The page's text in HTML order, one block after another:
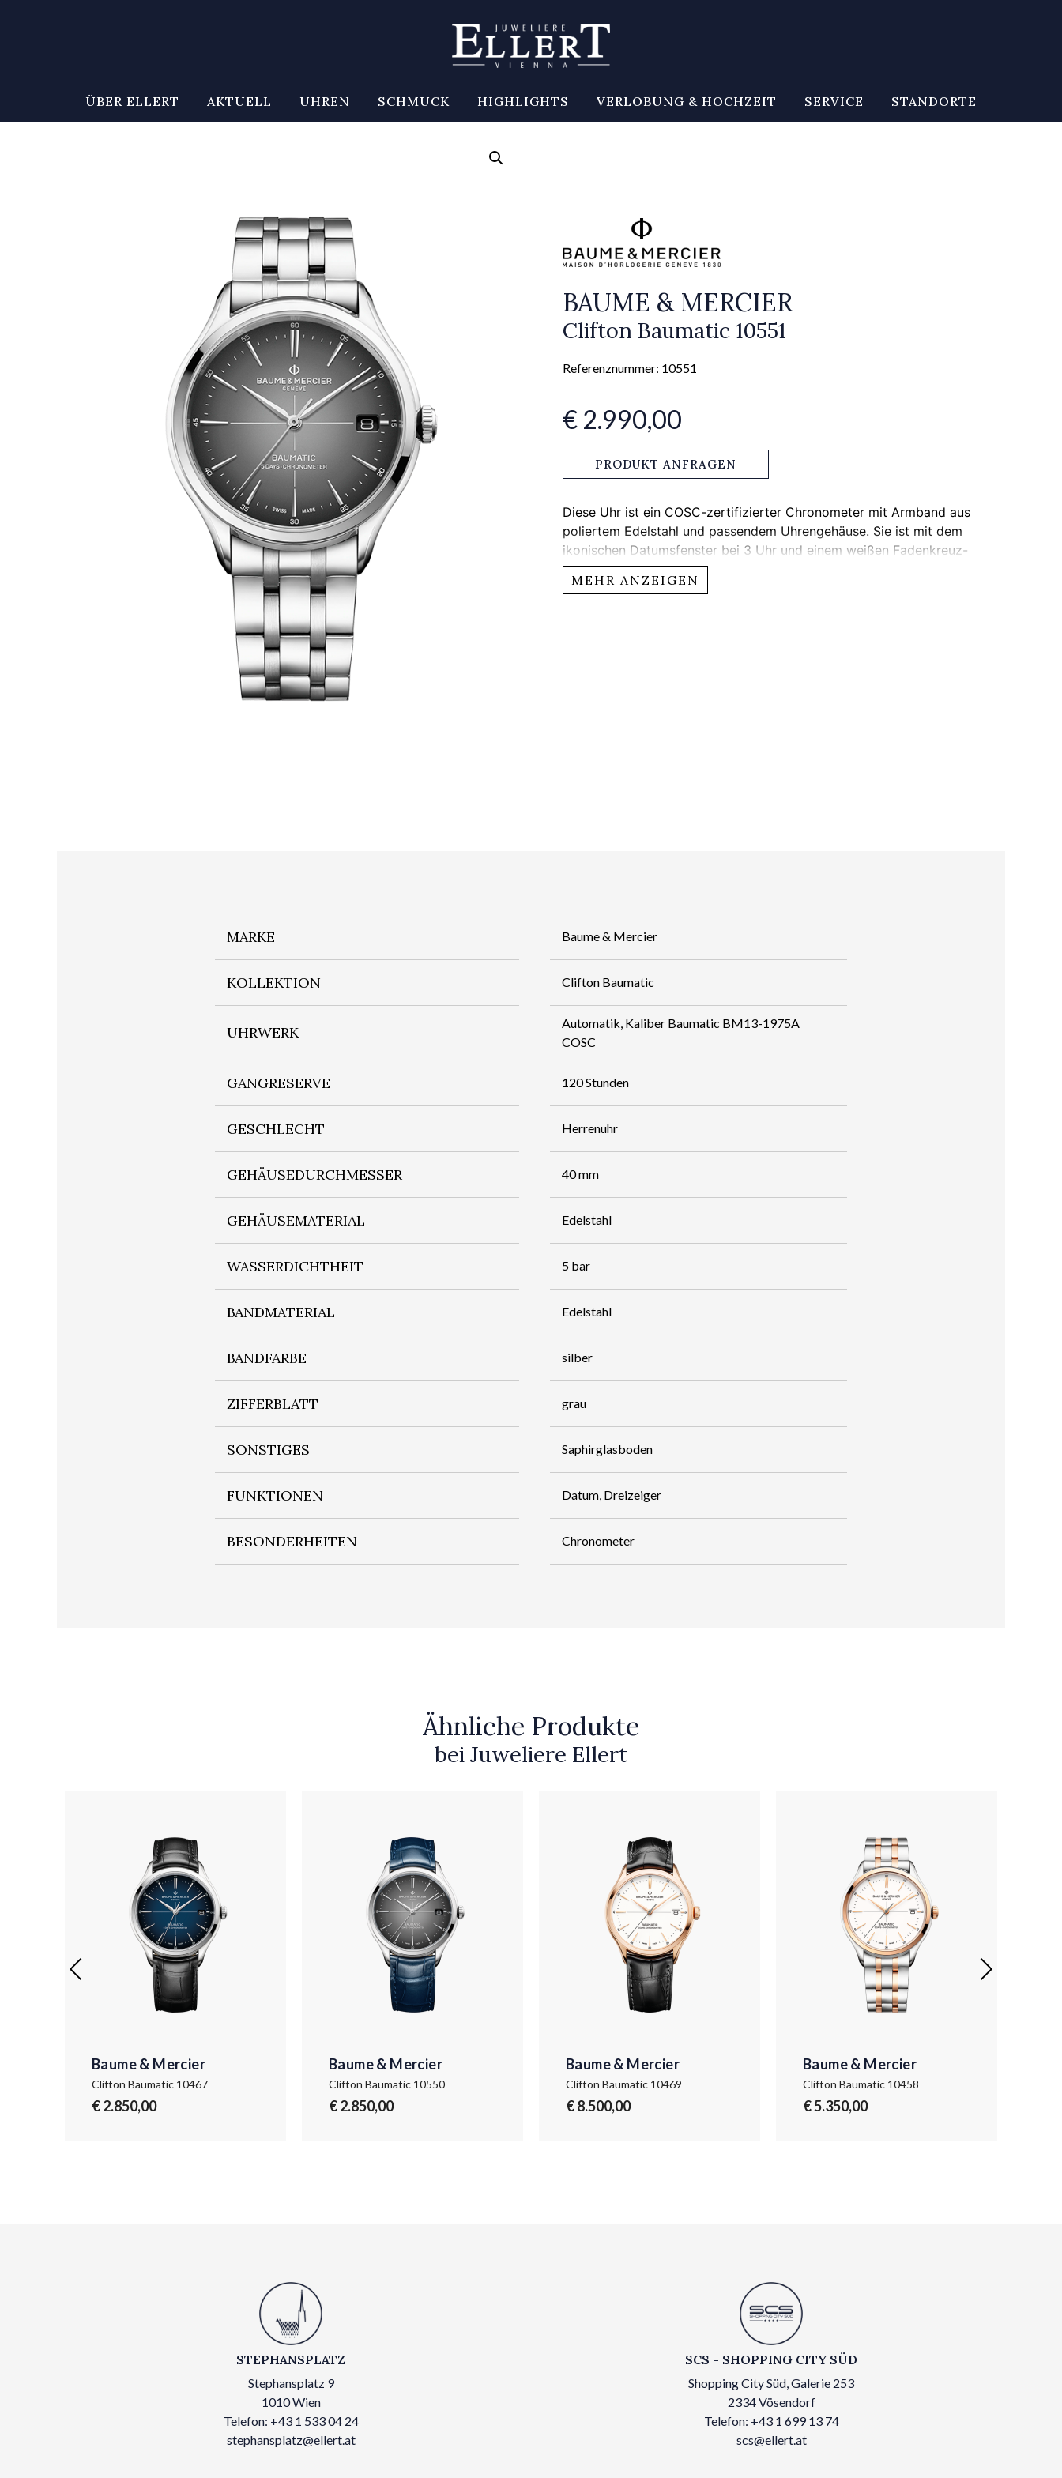
ÜBER ELLERT AKTUELL UHREN SCHMUCK HIGHLIGHTS VERLOBUNG & HOCHZEIT SERVICE STANDORTE
BAUME & MERCIER
Clifton Baumatic 10551
Referenznummer: 10551
€ 2.990,00
PRODUKT ANFRAGEN
Diese Uhr ist ein COSC-zertifizierter Chronometer mit Armband aus
poliertem Edelstahl und passendem Uhrengehäuse. Sie ist mit dem
ikonischen Datumsfenster bei 3 Uhr und einem weißen Fadenkreuz-
Design in der Mitte des grau abgestuften Zifferblatts ausgestattet.
MEHR ANZEIGEN
MARKE Baume & Mercier
KOLLEKTION Clifton Baumatic
UHRWERK
Automatik, Kaliber Baumatic BM13-1975A
COSC
GANGRESERVE 120 Stunden
GESCHLECHT Herrenuhr
GEHÄUSEDURCHMESSER 40 mm
GEHÄUSEMATERIAL Edelstahl
WASSERDICHTHEIT 5 bar
BANDMATERIAL Edelstahl
BANDFARBE silber
ZIFFERBLATT grau
SONSTIGES Saphirglasboden
FUNKTIONEN Datum, Dreizeiger
BESONDERHEITEN Chronometer
Ähnliche Produkte
bei Juweliere Ellert
Baume & Mercier
Clifton Baumatic 10467
€ 2.850,00
Baume & Mercier
Clifton Baumatic 10550
€ 2.850,00
Baume & Mercier
Clifton Baumatic 10469
€ 8.500,00
Baume & Mercier
Clifton Baumatic 10458
€ 5.350,00
STEPHANSPLATZ
Stephansplatz 9
1010 Wien
Telefon: +43 1 533 04 24
stephansplatz@ellert.at
SCS - SHOPPING CITY SÜD
Shopping City Süd, Galerie 253
2334 Vösendorf
Telefon: +43 1 699 13 74
scs@ellert.at